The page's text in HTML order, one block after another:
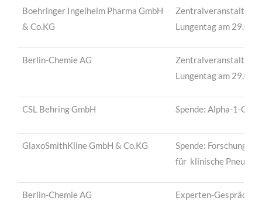
Boehringer Ingelheim Pharma GmbH
& Co.KG
Zentralveranstaltung
Lungentag am
Berlin-Chemie AG
Zentralveranstaltung
Lungentag am
CSL Behring GmbH Spende: Alpha-1-
GlaxoSmithKline GmbH & Co.KG
Spende:
für klinische
Berlin-Chemie AG Experten-Gespräch